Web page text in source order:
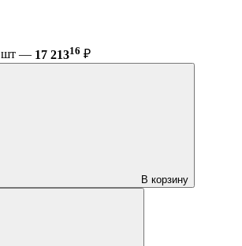
шт — 17 21316 ₽
В корзину